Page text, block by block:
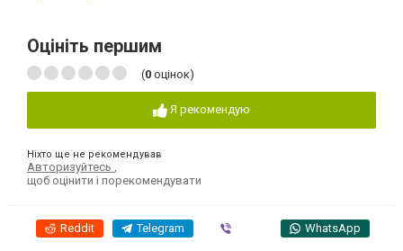
Оцініть першим
(0 оцінок)
Я рекомендую
Ніхто ще не рекомендував
Авторизуйтесь
щоб оцінити і порекомендувати
Reddit Telegram WhatsApp